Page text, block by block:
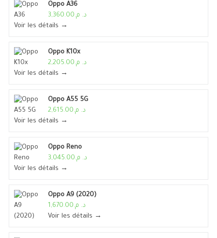
Oppo A36
د. م.3,360.00
Voir les détails →
Oppo K10x
د. م.2,205.00
Voir les détails →
Oppo A55 5G
د. م.2,615.00
Voir les détails →
Oppo Reno
د. م.3,045.00
Voir les détails →
Oppo A9 (2020)
د. م.1,670.00
Voir les détails →